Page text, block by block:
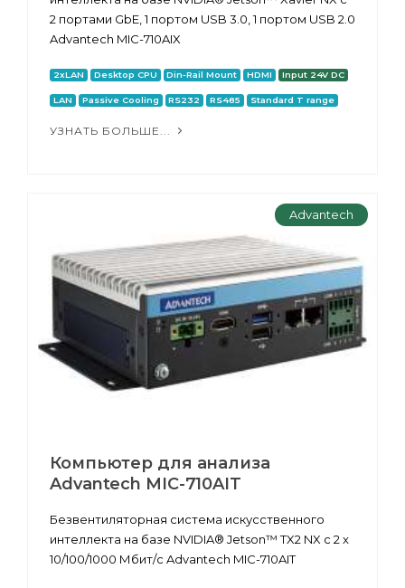
2 портами GbE, 1 портом USB 3.0, 1 портом USB 2.0
Advantech MIC-710AIX
2xLAN Desktop CPU Din-Rail Mount HDMI Input 24V DC
LAN Passive Cooling RS232 RS485 Standard T range
УЗНАТЬ БОЛЬШЕ...
Advantech
Компьютер для анализа
Advantech MIC-710AIT
Безвентиляторная система искусственного
интеллекта на базе NVIDIA® Jetson™ TX2 NX с 2 x
10/100/1000 Мбит/с Advantech MIC-710AIT